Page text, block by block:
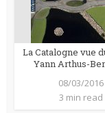
La Catalogne vue
Yann Arthus-
08/03/2016
3 min read